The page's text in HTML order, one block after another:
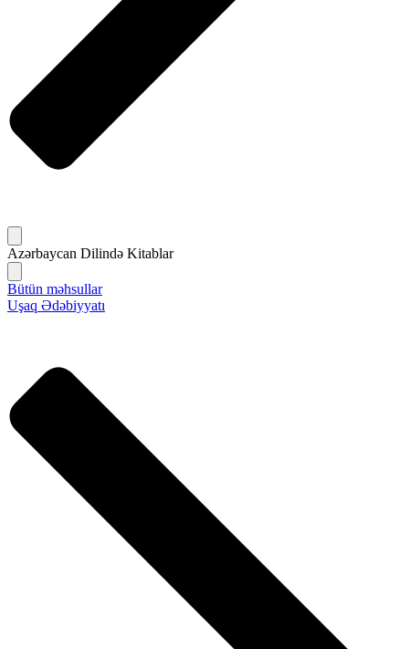
Azərbaycan Dilində Kitablar
Bütün məhsullar
Uşaq Ədəbiyyatı